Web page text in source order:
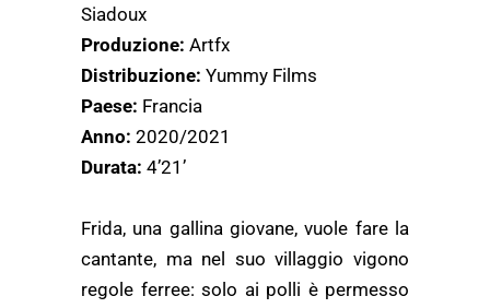
Siadoux
Produzione: Artfx
Distribuzione: Yummy Films
Paese: Francia
Anno: 2020/2021
Durata: 4’21’
Frida, una gallina giovane, vuole fare la
cantante, ma nel suo villaggio vigono
regole ferree: solo ai polli è permesso